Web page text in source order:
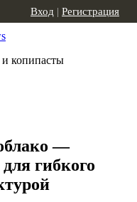
и копипасты
Вход | Регистрация
—
гибкого